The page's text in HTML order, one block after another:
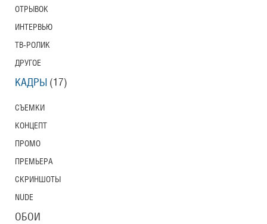
ОТРЫВОК
ИНТЕРВЬЮ
ТВ-РОЛИК
ДРУГОЕ
КАДРЫ (17)
СЪЕМКИ
КОНЦЕПТ
ПРОМО
ПРЕМЬЕРА
СКРИНШОТЫ
NUDE
ОБОИ